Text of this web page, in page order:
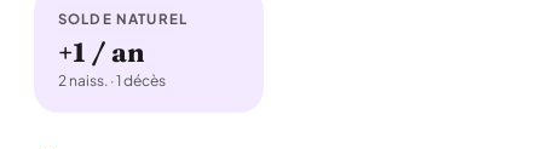
SOLDE NATUREL
+1 / an
2 naiss. · 1 décès